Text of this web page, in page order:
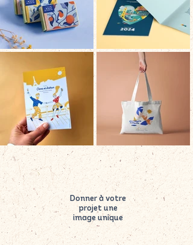
Donner à votre
projet une
image unique